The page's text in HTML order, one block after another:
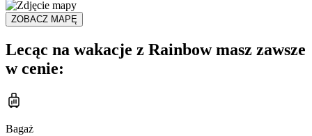
ZOBACZ MAPĘ
Lecąc na wakacje z Rainbow masz zawsze
w cenie:
Bagaż